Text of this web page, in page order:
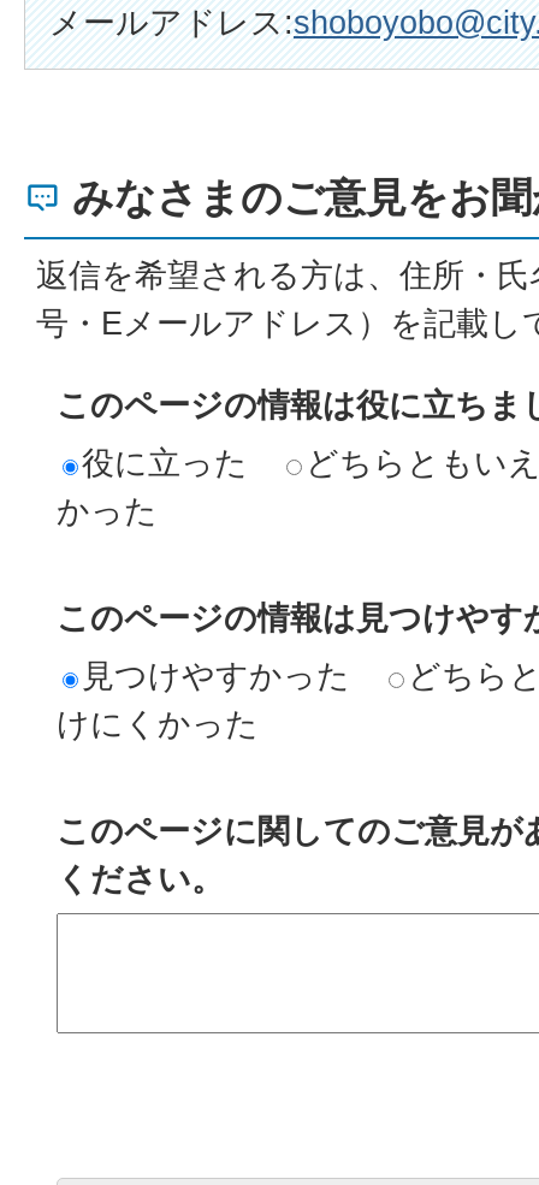
メールアドレス:
みなさまのご意見をお
返信を希望される方は、住所・
号・Eメールアドレス）を記載し
このページの情報は役に立ちま
役に立った
どちらともい
かった
このページの情報は見つけやす
見つけやすかった
どちら
けにくかった
このページに関してのご意見
ください。